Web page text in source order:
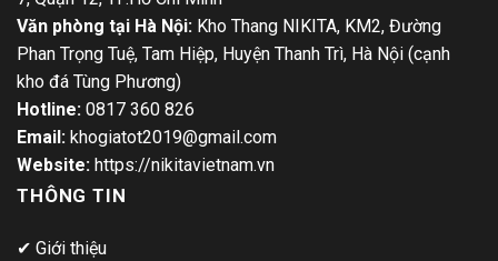
Văn phòng tại Hà Nội: Kho Thang NIKITA, KM2, Đường
Phan Trọng Tuệ, Tam Hiệp, Huyện Thanh Trì, Hà Nội (cạnh
kho đá Tùng Phương)
Hotline: 0817 360 826
Email: khogiatot2019@gmail.com
Website: https://nikitavietnam.vn
THÔNG TIN
✔ Giới thiệu